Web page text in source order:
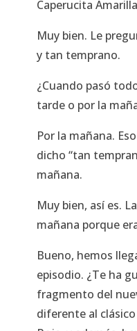
Caperucita
Muy bien. Le
y tan temprano.
¿Cuando pasó
tarde o por la
Por la mañana.
dicho “tan
mañana.
Muy bien, así es.
mañana porque
Bueno, hemos
episodio. ¿Te ha
fragmento del
diferente al